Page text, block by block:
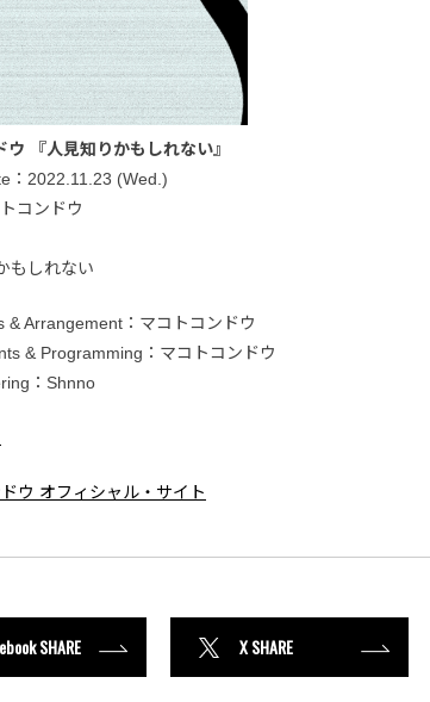
ウ 『人見知りかもしれない』
：2022.11.23 (Wed.)
コンドウ
もしれない
& Arrangement：マコトコンドウ
& Programming：マコトコンドウ
：Shnno
ウ オフィシャル・サイト
SHARE X SHARE